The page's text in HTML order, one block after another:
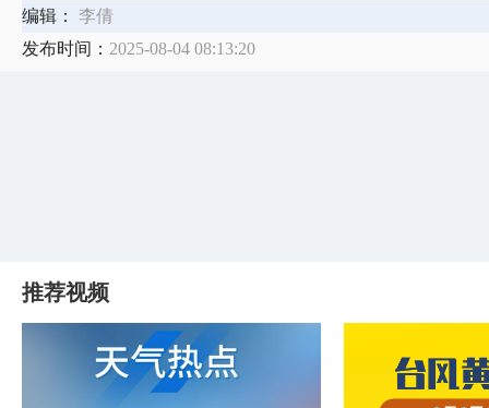
编辑：
李倩
发布时间： 2025-08-04 08:13:20
推荐视频